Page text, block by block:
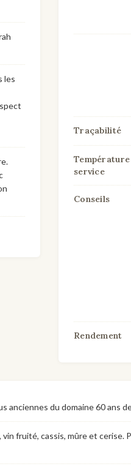
les
Traçabilité
service
Conseils
Rendement
anciennes du domaine 60 ans
vin fruité, cassis, mûre et